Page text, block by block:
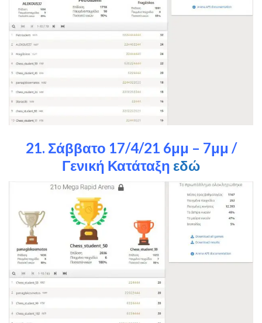
21. Σάββατο 17/4/21 6μμ – 7μμ /
Γενική Κατάταξη εδώ